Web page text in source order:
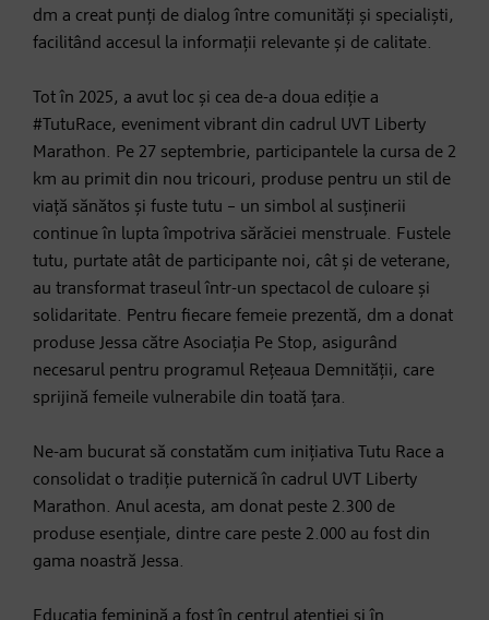
dm a creat punți de dialog între comunități și specialiști,
facilitând accesul la informații relevante și de calitate.
Tot în 2025, a avut loc și cea de-a doua ediție a
#TutuRace, eveniment vibrant din cadrul UVT Liberty
Marathon. Pe 27 septembrie, participantele la cursa de 2
km au primit din nou tricouri, produse pentru un stil de
viață sănătos și fuste tutu – un simbol al susținerii
continue în lupta împotriva sărăciei menstruale. Fustele
tutu, purtate atât de participante noi, cât și de veterane,
au transformat traseul într-un spectacol de culoare și
solidaritate. Pentru fiecare femeie prezentă, dm a donat
produse Jessa către Asociația Pe Stop, asigurând
necesarul pentru programul Rețeaua Demnității, care
sprijină femeile vulnerabile din toată țara.
Ne-am bucurat să constatăm cum inițiativa Tutu Race a
consolidat o tradiție puternică în cadrul UVT Liberty
Marathon. Anul acesta, am donat peste 2.300 de
produse esențiale, dintre care peste 2.000 au fost din
gama noastră Jessa.